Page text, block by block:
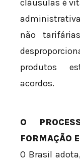
cláusulas é
não
produtos
acordos.
O
FORMAÇÃO
O Brasil